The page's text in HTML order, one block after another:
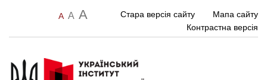
A A A Стара версія сайту
Мапа сайту
Контрастна версія